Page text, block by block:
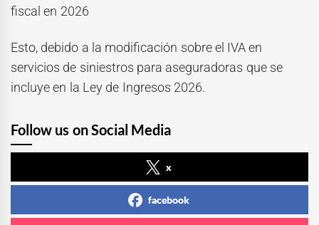
fiscal en 2026
Esto, debido a la modificación sobre el IVA en
servicios de siniestros para aseguradoras que se
incluye en la Ley de Ingresos 2026.
Follow us on Social Media
x
facebook